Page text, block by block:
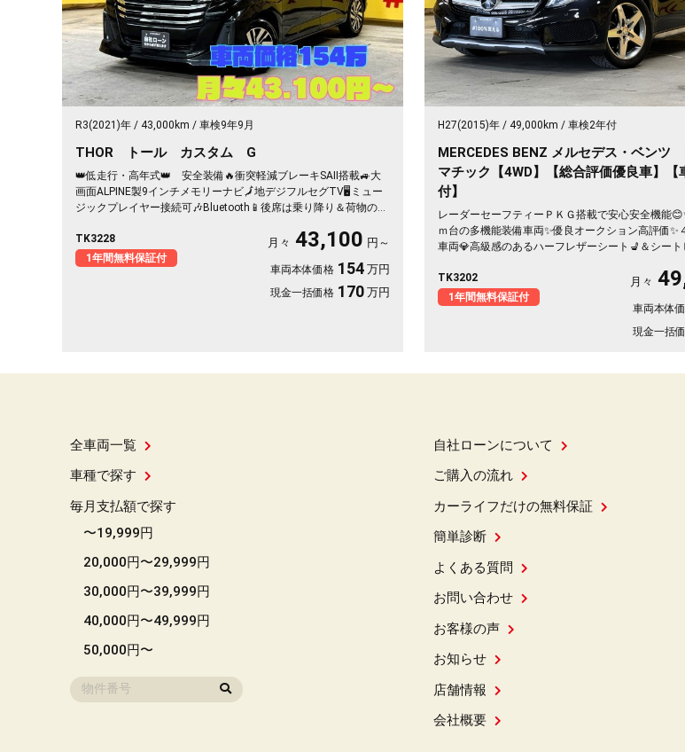
R3(2021)年 43,000km 車検9年9月
THOR トール カスタム G
👑低走行・高年式👑 安全装備🔥衝突軽減ブレーキSAⅡ搭載🚙大
画面ALPINE製9インチメモリーナビ🗾地デジフルセグTV🖥️ミュー
ジックプレイヤー接続可🎶Bluetooth📱後席は乗り降り＆荷物の出
ア🚪夜間走行も安心のLEDヘッドライト&LEDフォグ🔦
TK3228
1年間無料保証付
月々 43,100 円～
車両本体価格 154 万円
現金一括価格 170 万円
H27(2015)年 49,000km 車検2年付
MERCEDES BENZ メルセデス・ベン
マチック【4WD】【総合評価優良車】【
付】
レーダーセーフティーＰＫＧ搭載で安心安全機能
ｍ台の多機能装備車両✨優良オークション高評価✨
車両💎高級感のあるハーフレザーシート💺＆シート
ＴＶ内臓📺パドルシフト機能付きで機敏なスポー
も味わえます🏎明るいＨＩＤヘッドライト＆フォグ
18インチAW＆スタッドレスタイヤ付❄️☃️月々4万円
TK3202
1年間無料保証付
月々
車両本体
現金一括
全車両一覧
車種で探す
毎月支払額で探す
〜19,999円
20,000円〜29,999円
30,000円〜39,999円
40,000円〜49,999円
50,000円〜
自社ローンについて
ご購入の流れ
カーライフだけの無料保証
簡単診断
よくある質問
お問い合わせ
お客様の声
お知らせ
店舗情報
会社概要